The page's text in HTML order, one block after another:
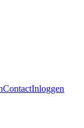
ContactInloggen